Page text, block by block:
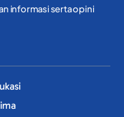
informasi serta opini